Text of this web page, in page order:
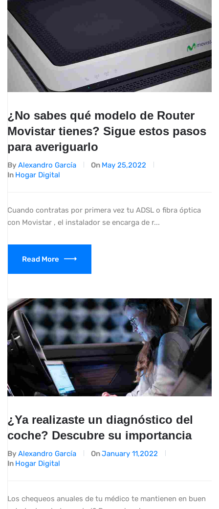
¿No sabes qué modelo de Router
Movistar tienes? Sigue estos pasos
para averiguarlo
By Alexandro García On May 25,2022
In Hogar Digital
Cuando contratas por primera vez tu ADSL o fibra óptica
con Movistar , el instalador se encarga de r...
Read More
¿Ya realizaste un diagnóstico del
coche? Descubre su importancia
By Alexandro García OnJanuary 11,2022
In Hogar Digital
Los chequeos anuales de tu médico te mantienen en buen